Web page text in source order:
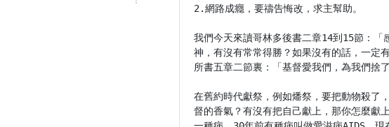
2.網路成癮，要禱告悔改，求主幫助。
我們今天來讀哥林多後書二章14到15節：
神，有沒有常常得勝？如果沒有的話，一
所書五章二節裏：「基督愛我們，為我們捨
在舊約時代獻祭，例如燔祭，要把動物殺了
督的香氣？有沒有把自己獻上，那你怎麼獻